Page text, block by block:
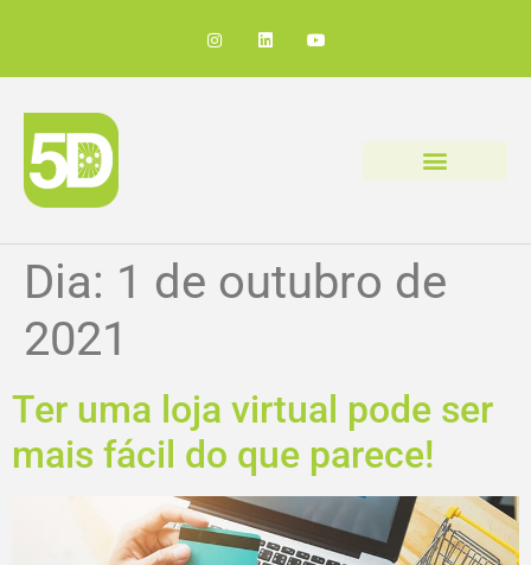
Dia: 1 de outubro de
2021
Ter uma loja virtual pode ser
mais fácil do que parece!